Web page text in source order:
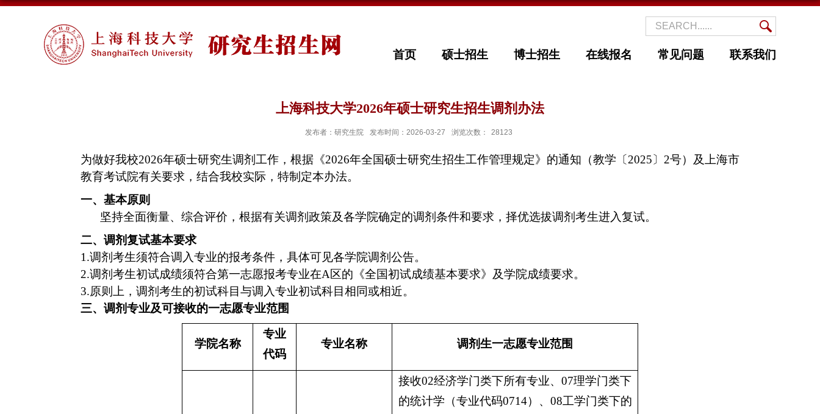
首页 硕士招生 博士招生 在线报名 常见问题 联系我们
上海科技大学2026年硕士研究生招生调剂办法
发布者：研究生院 发布时间：2026-03-27 浏览次数： 28123
为做好我校2026年硕士研究生调剂工作，根据《2026年全国硕士研究生招生工作管理规定》的通知（教学〔 2025 〕 2号）及上海市
教育考试院有关要求 ， 结合我校实际，特制定本办法。
一、基本原则
坚持全面衡量、综合评价，根据有关调剂政策及各学院确定的调剂条件和要求，择优选拔调剂考生进入复试。
二、调剂复试基本要求
1.调剂考生须符合调入专业的报考条件，具体可见各学院调剂公告。
2.调剂考生初试成绩须符合第一志愿报考专业在A 区的《全国初试成绩基本要求》及学院成绩要求。
3.原则上，调剂考生的初试科目与调入专业初试科目相同或相近。
三、调剂专业及可接收的一志愿专业范围
学院名称
专业
代码
专业名称 调剂生一志愿专业范围
接收02经济学门类下所有专业、 07理学门类下
的统计学（专业代码0714）、 08工学门类下的